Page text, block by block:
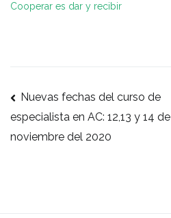
Cooperar es dar y recibir
Navegación
entradas
Nuevas fechas del curso de
especialista en AC: 12,13 y 14 de
noviembre del 2020